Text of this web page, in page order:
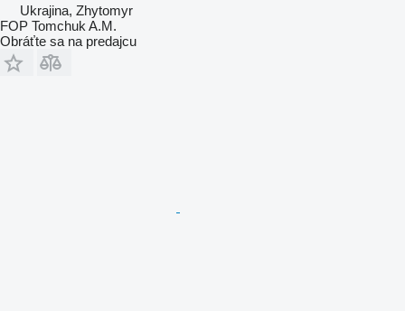
Ukrajina, Zhytomyr
FOP Tomchuk A.M.
Obráťte sa na predajcu